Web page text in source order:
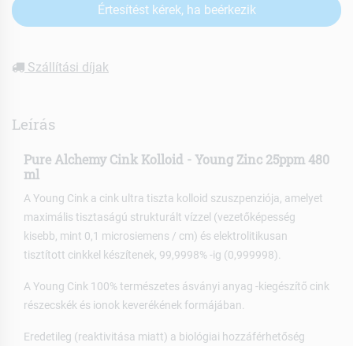
Értesítést kérek, ha beérkezik
Szállítási díjak
Leírás
Pure Alchemy Cink Kolloid - Young Zinc 25ppm 480
ml
A Young Cink a cink ultra tiszta kolloid szuszpenziója, amelyet
maximális tisztaságú strukturált vízzel (vezetőképesség
kisebb, mint 0,1 microsiemens / cm) és elektrolitikusan
tisztított cinkkel készítenek, 99,9998% -ig (0,999998).
A Young Cink 100% természetes ásványi anyag -kiegészítő cink
részecskék és ionok keverékének formájában.
Eredetileg (reaktivitása miatt) a biológiai hozzáférhetőség